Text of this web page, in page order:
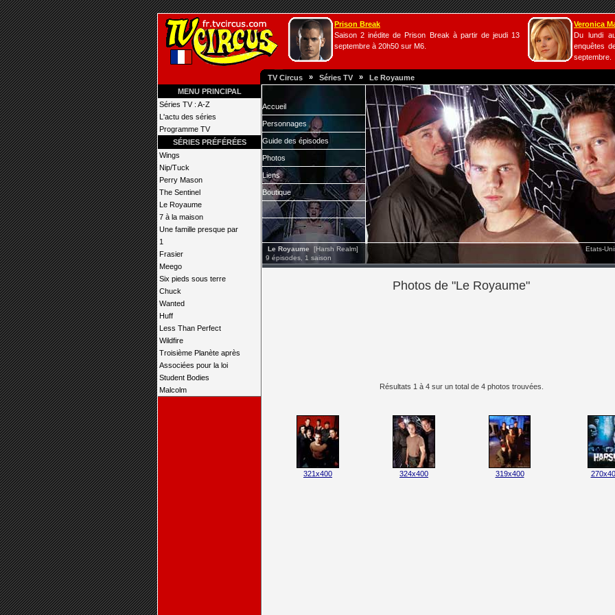
Prison Break
Saison 2 inédite de Prison Break à partir de jeudi 13
septembre à 20h50 sur M6.
Veronica
Du lundi
enquêtes
septembre.
TV Circus » Séries TV » Le Royaume
MENU PRINCIPAL
Séries TV : A-Z
L'actu des séries
Programme TV
SÉRIES PRÉFÉRÉES
Wings
Nip/Tuck
Perry Mason
The Sentinel
Le Royaume
7 à la maison
Une famille presque par
1
Frasier
Meego
Six pieds sous terre
Chuck
Wanted
Huff
Less Than Perfect
Wildfire
Troisième Planète après
Associées pour la loi
Student Bodies
Malcolm
Accueil
Personnages
Guide des épisodes
Photos
Liens
Boutique
Le Royaume
[Harsh Realm]
9 épisodes, 1 saison
Etats-
Photos de "Le Royaume"
Résultats 1 à 4 sur un total de 4 photos trouvées.
321x400 324x400 319x400